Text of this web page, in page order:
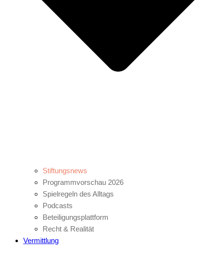
Stiftungsnews
Programmvorschau 2026
Spielregeln des Alltags
Podcasts
Beteiligungsplattform
Recht & Realität
Vermittlung